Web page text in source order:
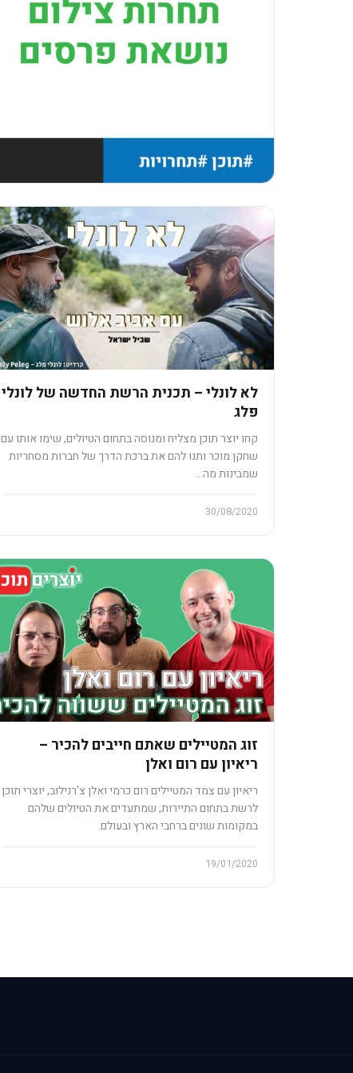
לא לונלי – תכנית הרשת החדשה של לונלי
פלג
קחו יוצר תוכן מצליח ומנוסה בתחום הטיולים, שימו אותו עם
שחקן מוכר ותנו להם את ברכת הדרך של חברות מסחריות
שמבינות מה…
30/08/2020
זוג המטיילים שאתם חייבים להכיר –
ריאיון עם רום ואלן
ריאיון עם צמד המטיילים רום כרמי ואלן צ'רנילוב, יוצרי תוכן
לרשת בתחום התיירות, שמתעדים את הטיולים שלהם
במקומות שונים ברחבי הארץ ובעולם.
19/01/2020